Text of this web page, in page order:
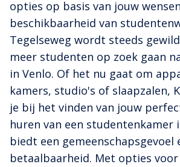
opties op basis van jouw
beschikbaarheid van
Tegelseweg wordt steeds
meer studenten op zoek gaan
in Venlo. Of het nu gaat om
kamers, studio's of slaapzalen,
je bij het vinden van jouw
huren van een studentenkamer
biedt een gemeenschapsgevoel
betaalbaarheid. Met opties voor